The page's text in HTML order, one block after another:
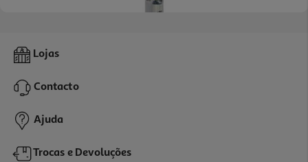
Saco De Lixo Auchan Altos Fecho Fácil 100% Reciclados 50l 10un
1,99 €
Lojas
Contacto
Ajuda
Trocas e Devoluções